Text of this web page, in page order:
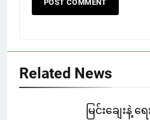
Related News
မြင်းချေး